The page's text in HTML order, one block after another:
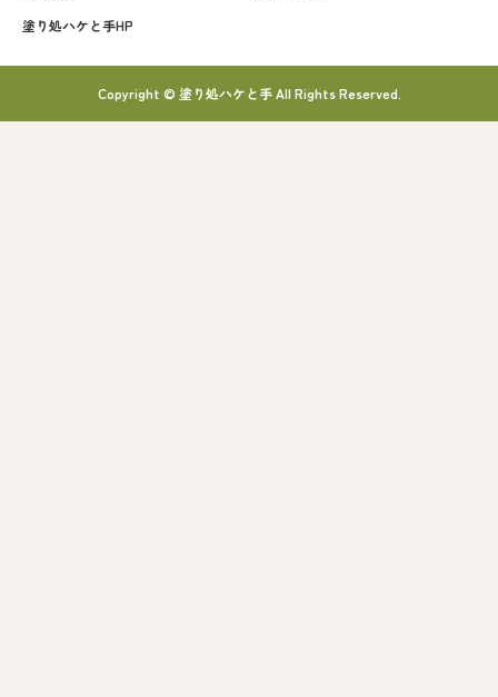
塗り処ハケと手HP
Copyright © 塗り処ハケと手 All Rights Reserved.